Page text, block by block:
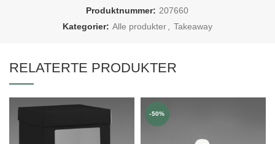
Produktnummer: 207660
Kategorier: Alle produkter , Takeaway
RELATERTE PRODUKTER
-50%